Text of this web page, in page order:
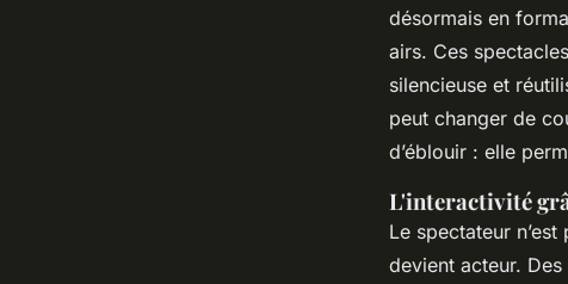
désormais en
airs. Ces
silencieuse et
peut changer de
d’éblouir : elle
L'interactivité
Le spectateur
devient acteur.